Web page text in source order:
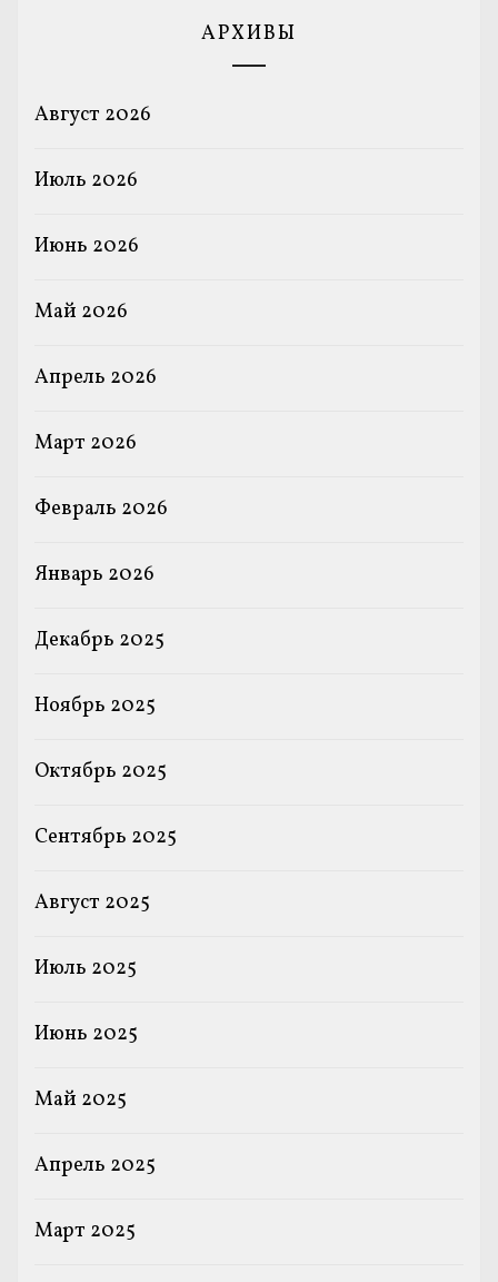
АРХИВЫ
Август 2026
Июль 2026
Июнь 2026
Май 2026
Апрель 2026
Март 2026
Февраль 2026
Январь 2026
Декабрь 2025
Ноябрь 2025
Октябрь 2025
Сентябрь 2025
Август 2025
Июль 2025
Июнь 2025
Май 2025
Апрель 2025
Март 2025